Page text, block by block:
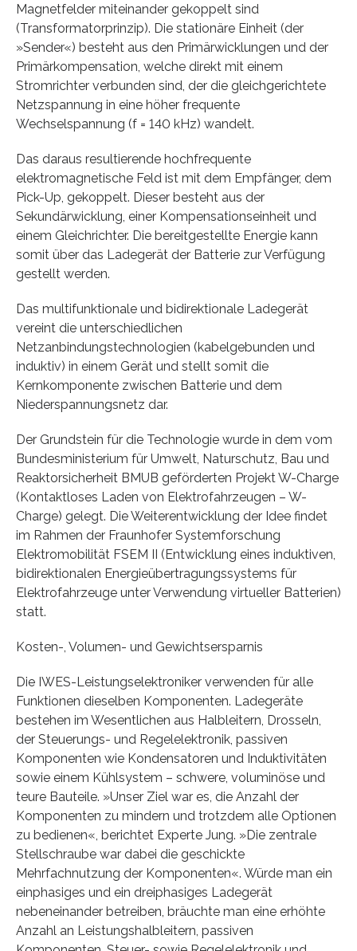
Magnetfelder miteinander gekoppelt sind
(Transformatorprinzip). Die stationäre Einheit (der
»Sender«) besteht aus den Primärwicklungen und der
Primärkompensation, welche direkt mit einem
Stromrichter verbunden sind, der die gleichgerichtete
Netzspannung in eine höher frequente
Wechselspannung (f = 140 kHz) wandelt.
Das daraus resultierende hochfrequente
elektromagnetische Feld ist mit dem Empfänger, dem
Pick-Up, gekoppelt. Dieser besteht aus der
Sekundärwicklung, einer Kompensationseinheit und
einem Gleichrichter. Die bereitgestellte Energie kann
somit über das Ladegerät der Batterie zur Verfügung
gestellt werden.
Das multifunktionale und bidirektionale Ladegerät
vereint die unterschiedlichen
Netzanbindungstechnologien (kabelgebunden und
induktiv) in einem Gerät und stellt somit die
Kernkomponente zwischen Batterie und dem
Niederspannungsnetz dar.
Der Grundstein für die Technologie wurde in dem vom
Bundesministerium für Umwelt, Naturschutz, Bau und
Reaktorsicherheit BMUB geförderten Projekt W-Charge
(Kontaktloses Laden von Elektrofahrzeugen – W-
Charge) gelegt. Die Weiterentwicklung der Idee findet
im Rahmen der Fraunhofer Systemforschung
Elektromobilität FSEM II (Entwicklung eines induktiven,
bidirektionalen Energieübertragungssystems für
Elektrofahrzeuge unter Verwendung virtueller Batterien)
statt.
Kosten-, Volumen- und Gewichtsersparnis
Die IWES-Leistungselektroniker verwenden für alle
Funktionen dieselben Komponenten. Ladegeräte
bestehen im Wesentlichen aus Halbleitern, Drosseln,
der Steuerungs- und Regelelektronik, passiven
Komponenten wie Kondensatoren und Induktivitäten
sowie einem Kühlsystem – schwere, voluminöse und
teure Bauteile. »Unser Ziel war es, die Anzahl der
Komponenten zu mindern und trotzdem alle Optionen
zu bedienen«, berichtet Experte Jung. »Die zentrale
Stellschraube war dabei die geschickte
Mehrfachnutzung der Komponenten«. Würde man ein
einphasiges und ein dreiphasiges Ladegerät
nebeneinander betreiben, bräuchte man eine erhöhte
Anzahl an Leistungshalbleitern, passiven